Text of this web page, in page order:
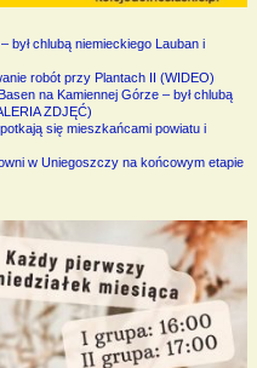
był chlubą niemieckiego Lauban i
robót przy Plantach II (WIDEO)
na Kamiennej Górze – był chlubą
ZDJĘĆ)
się mieszkańcami powiatu i
w Uniegoszczy na końcowym etapie